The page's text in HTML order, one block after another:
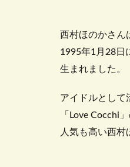
西村ほのかさん
1995年1月28日
生まれました。
アイドルとして
「Love Cocchi
人気も高い西村